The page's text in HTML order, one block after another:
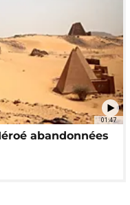
01:47
abandonnées